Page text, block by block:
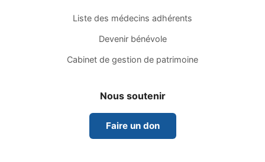
Liste des médecins adhérents
Devenir bénévole
Cabinet de gestion de patrimoine
Nous soutenir
Faire un don